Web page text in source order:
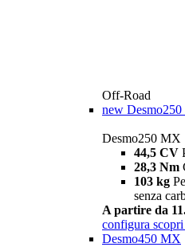
Off-Road
new
Desmo250 MX
44,5 CV
28,3 Nm
103 kg
senza
A partire da
configura
Desmo450 MX